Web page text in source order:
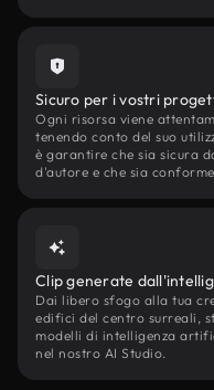
Sicuro per i vostri
Ogni risorsa viene
tenendo conto del suo
è garantire che sia sicura
d'autore e che sia
Clip generate
Dai libero sfogo alla tua
edifici del centro surreali,
modelli di intelligenza
nel nostro AI Studio.